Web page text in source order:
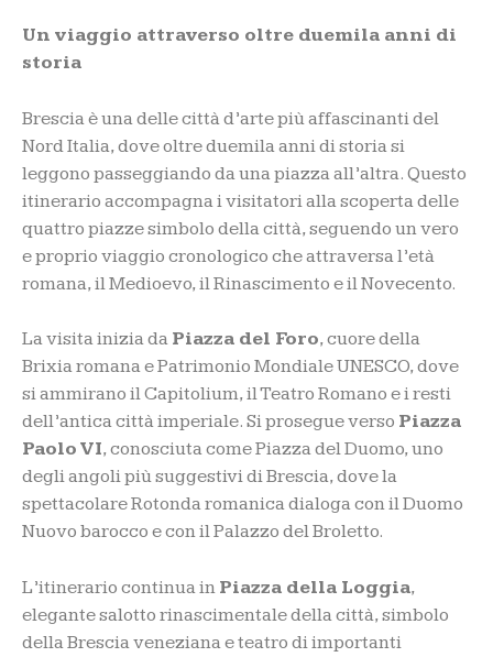
Un viaggio attraverso oltre duemila anni di
storia
Brescia è una delle città d’arte più affascinanti del
Nord Italia, dove oltre duemila anni di storia si
leggono passeggiando da una piazza all’altra. Questo
itinerario accompagna i visitatori alla scoperta delle
quattro piazze simbolo della città, seguendo un vero
e proprio viaggio cronologico che attraversa l’età
romana, il Medioevo, il Rinascimento e il Novecento.
La visita inizia da Piazza del Foro, cuore della
Brixia romana e Patrimonio Mondiale UNESCO, dove
si ammirano il Capitolium, il Teatro Romano e i resti
dell’antica città imperiale. Si prosegue verso Piazza
Paolo VI, conosciuta come Piazza del Duomo, uno
degli angoli più suggestivi di Brescia, dove la
spettacolare Rotonda romanica dialoga con il Duomo
Nuovo barocco e con il Palazzo del Broletto.
L’itinerario continua in Piazza della Loggia,
elegante salotto rinascimentale della città, simbolo
della Brescia veneziana e teatro di importanti